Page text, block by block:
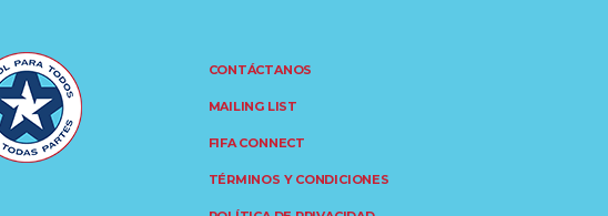
CONTÁCTANOS
MAILING LIST
FIFA CONNECT
TÉRMINOS Y CONDICIONES